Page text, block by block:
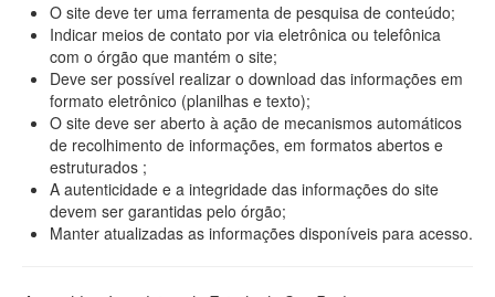
O site deve ter uma ferramenta de pesquisa de conteúdo;
Indicar meios de contato por via eletrônica ou telefônica
com o órgão que mantém o site;
Deve ser possível realizar o download das informações em
formato eletrônico (planilhas e texto);
O site deve ser aberto à ação de mecanismos automáticos
de recolhimento de informações, em formatos abertos e
estruturados ;
A autenticidade e a integridade das informações do site
devem ser garantidas pelo órgão;
Manter atualizadas as informações disponíveis para acesso.